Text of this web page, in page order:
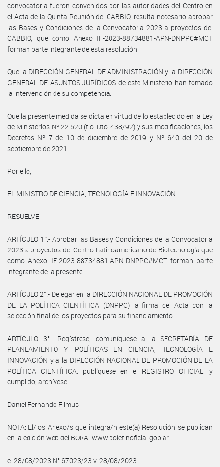
convocatoria fueron convenidos por las autoridades del Centro en
el Acta de la Quinta Reunión del CABBIO, resulta necesario aprobar
las Bases y Condiciones de la Convocatoria 2023 a proyectos del
CABBIO, que como Anexo IF-2023-88734881-APN-DNPPC#MCT
forman parte integrante de esta resolución.
Que la DIRECCIÓN GENERAL DE ADMINISTRACIÓN y la DIRECCIÓN
GENERAL DE ASUNTOS JURÍDICOS de este Ministerio han tomado
la intervención de su competencia.
Que la presente medida se dicta en virtud de lo establecido en la Ley
de Ministerios Nº 22.520 (t.o. Dto. 438/92) y sus modificaciones, los
Decretos Nº 7 de 10 de diciembre de 2019 y Nº 640 del 20 de
septiembre de 2021.
Por ello,
EL MINISTRO DE CIENCIA, TECNOLOGÍA E INNOVACIÓN
RESUELVE:
ARTÍCULO 1°.- Aprobar las Bases y Condiciones de la Convocatoria
2023 a proyectos del Centro Latinoamericano de Biotecnología que
como Anexo IF-2023-88734881-APN-DNPPC#MCT forman parte
integrante de la presente.
ARTÍCULO 2°.- Delegar en la DIRECCIÓN NACIONAL DE PROMOCIÓN
DE LA POLÍTICA CIENTÍFICA (DNPPC) la firma del Acta con la
selección final de los proyectos para su financiamiento.
ARTÍCULO 3°.- Regístrese, comuníquese a la SECRETARÍA DE
PLANEAMIENTO Y POLÍTICAS EN CIENCIA, TECNOLOGÍA E
INNOVACIÓN y a la DIRECCIÓN NACIONAL DE PROMOCIÓN DE LA
POLÍTICA CIENTÍFICA, publíquese en el REGISTRO OFICIAL, y
cumplido, archívese.
Daniel Fernando Filmus
NOTA: El/los Anexo/s que integra/n este(a) Resolución se publican
en la edición web del BORA -www.boletinoficial.gob.ar-
e. 28/08/2023 N° 67023/23 v. 28/08/2023